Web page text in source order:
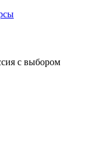
с выбором